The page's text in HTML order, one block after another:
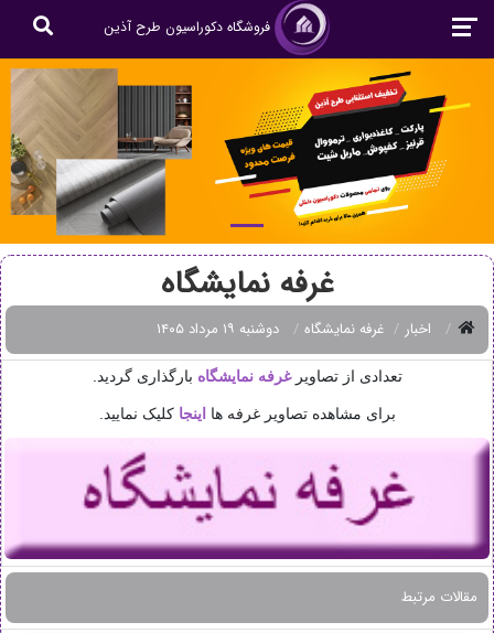
فروشگاه دکوراسیون طرح آذین
غرفه نمایشگاه
اخبار غرفه نمایشگاه دوشنبه ۱۹ مرداد ۱۴۰۵
تعدادی از تصاویرغرفه نمایشگاه بارگذاری گردید.
برای مشاهده تصاویر غرفه ها اینجا کلیک نمایید.
مقالات مرتبط